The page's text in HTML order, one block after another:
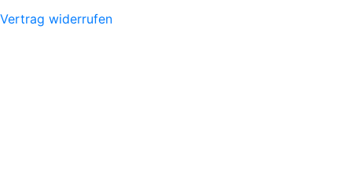
Vertrag widerrufen